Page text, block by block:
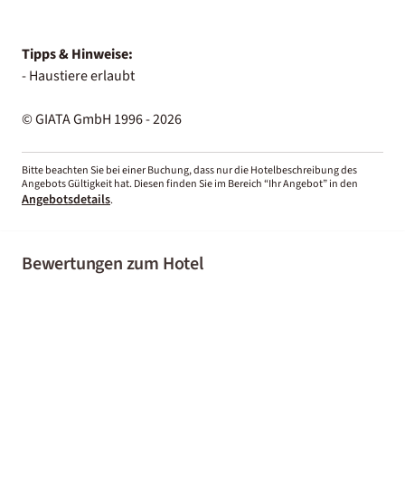
Tipps & Hinweise:
- Haustiere erlaubt
© GIATA GmbH 1996 - 2026
Bitte beachten Sie bei einer Buchung, dass nur die Hotelbeschreibung des
Angebots Gültigkeit hat. Diesen finden Sie im Bereich “Ihr Angebot” in den
Angebotsdetails.
Bewertungen zum Hotel